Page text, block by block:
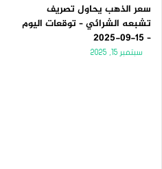
سعر الذهب يحاول تصريف
تشبعه الشرائي – توقعات اليوم
– 15-09-2025
سبتمبر 15, 2025